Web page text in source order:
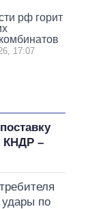
рф горит
17:07
КНДР –
по